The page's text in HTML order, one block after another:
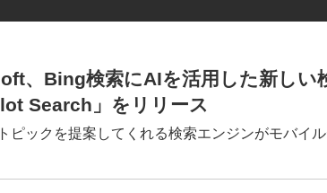
、Bing検索にAIを活用した新しい
Search」をリリース
ピックを提案してくれる検索エンジンがモバイ